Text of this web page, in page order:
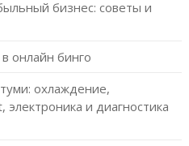
бизнес: советы и
онлайн бинго
охлаждение,
и диагностика